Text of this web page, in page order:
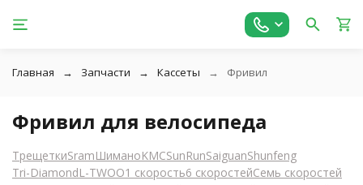
Главная Запчасти Кассеты Фривил
Фривил для велосипеда
ТрещеткиSramШиманоKMCSunRunSaiguanShunfeng
Tri-DiamondL-TWOO1 скорость6 скоростейСемь скоростей